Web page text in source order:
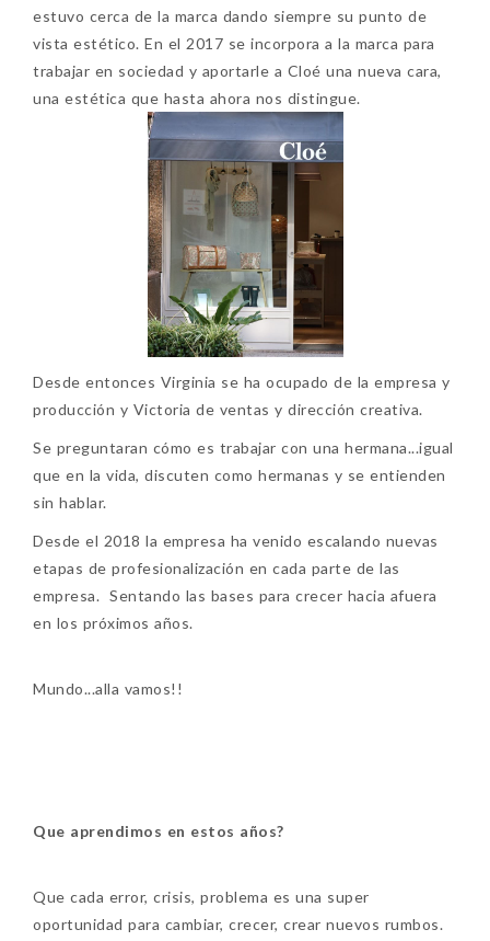
estuvo cerca de la marca dando siempre su punto de
vista estético. En el 2017 se incorpora a la marca para
trabajar en sociedad y aportarle a Cloé una nueva cara,
una estética que hasta ahora nos distingue.
Desde entonces Virginia se ha ocupado de la empresa y
producción y Victoria de ventas y dirección creativa.
Se preguntaran cómo es trabajar con una hermana...igual
que en la vida, discuten como hermanas y se entienden
sin hablar.
Desde el 2018 la empresa ha venido escalando nuevas
etapas de profesionalización en cada parte de las
empresa. Sentando las bases para crecer hacia afuera
en los próximos años.
Mundo...alla vamos!!
Que aprendimos en estos años?
Que cada error, crisis, problema es una super
oportunidad para cambiar, crecer, crear nuevos rumbos.